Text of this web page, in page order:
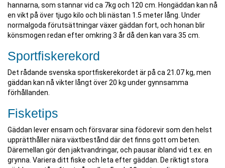
hannarna, som stannar vid ca 7kg och 120 cm. Hongäddan kan nå
en vikt på över tjugo kilo och bli nästan 1.5 meter lång. Under
normalgoda förutsättningar växer gäddan fort, och honan blir
könsmogen redan efter omkring 3 år då den kan vara 35 cm.
Sportfiskerekord
Det rådande svenska sportfiskerekordet är på ca 21.07 kg, men
gäddan kan nå vikter långt över 20 kg under gynnsamma
förhållanden.
Fisketips
Gäddan lever ensam och försvarar sina födorevir som den helst
upprätthåller nära växtbestånd där det finns gott om beten.
Däremellan gör den jaktvandringar, och pausar ibland vid t.ex. en
grynna. Variera ditt fiske och leta efter gäddan. De riktigt stora